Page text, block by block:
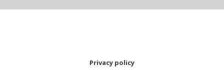
Privacy policy